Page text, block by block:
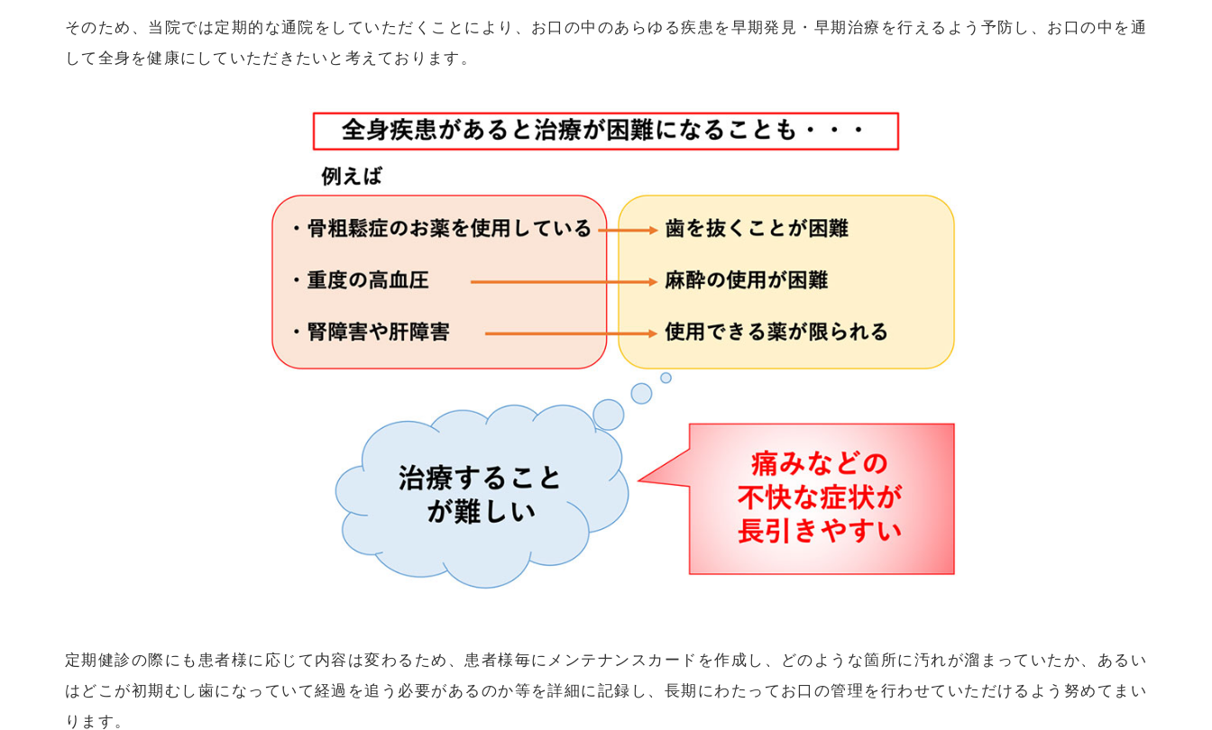
そのため、当院では定期的な通院をしていただくことにより、お口の中のあらゆる疾患を早期発見・早期治療を行えるよう予防し、お口の中を通
して全身を健康にしていただきたいと考えております。
定期健診の際にも患者様に応じて内容は変わるため、患者様毎にメンテナンスカードを作成し、どのような箇所に汚れが溜まっていたか、あるい
はどこが初期むし歯になっていて経過を追う必要があるのか等を詳細に記録し、長期にわたってお口の管理を行わせていただけるよう努めてまい
ります。